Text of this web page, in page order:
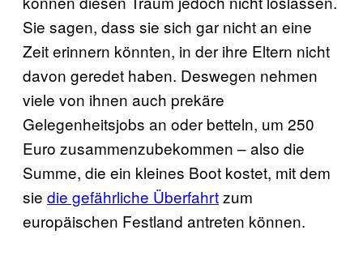
Sie sagen, dass sie sich gar nicht an eine
Zeit erinnern könnten, in der ihre Eltern nicht
davon geredet haben. Deswegen nehmen
viele von ihnen auch prekäre
Gelegenheitsjobs an oder betteln, um 250
Euro zusammenzubekommen – also die
Summe, die ein kleines Boot kostet, mit dem
sie die gefährliche Überfahrtzum
europäischen Festland antreten können.